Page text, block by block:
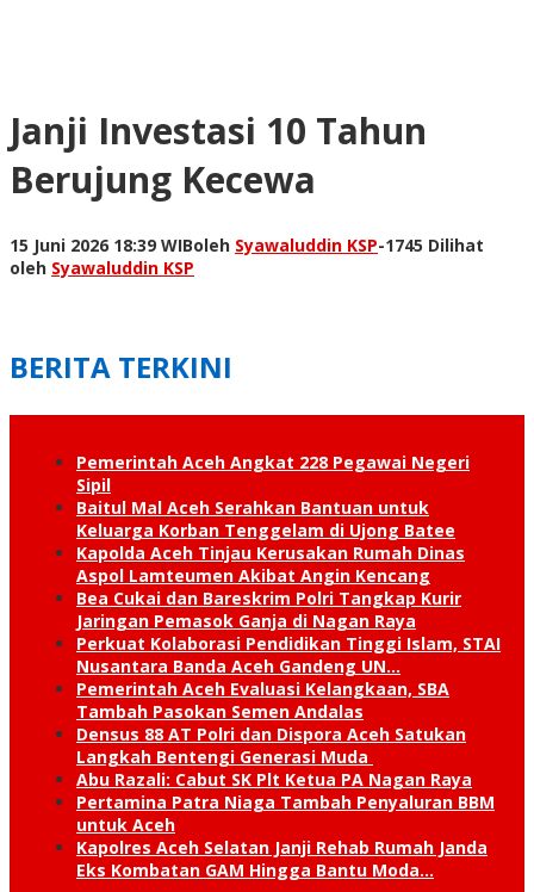
Janji Investasi 10 Tahun
Berujung Kecewa
15 Juni 2026 18:39 WIBoleh Syawaluddin KSP-1745 Dilihat
oleh Syawaluddin KSP
BERITA TERKINI
Pemerintah Aceh Angkat 228 Pegawai Negeri
Sipil
Baitul Mal Aceh Serahkan Bantuan untuk
Keluarga Korban Tenggelam di Ujong Batee
Kapolda Aceh Tinjau Kerusakan Rumah Dinas
Aspol Lamteumen Akibat Angin Kencang
Bea Cukai dan Bareskrim Polri Tangkap Kurir
Jaringan Pemasok Ganja di Nagan Raya
Perkuat Kolaborasi Pendidikan Tinggi Islam, STAI
Nusantara Banda Aceh Gandeng UN…
Pemerintah Aceh Evaluasi Kelangkaan, SBA
Tambah Pasokan Semen Andalas
Densus 88 AT Polri dan Dispora Aceh Satukan
Langkah Bentengi Generasi Muda
Abu Razali: Cabut SK Plt Ketua PA Nagan Raya
Pertamina Patra Niaga Tambah Penyaluran BBM
untuk Aceh
Kapolres Aceh Selatan Janji Rehab Rumah Janda
Eks Kombatan GAM Hingga Bantu Moda…